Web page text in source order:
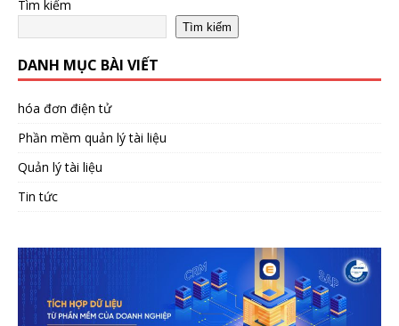
Tìm kiếm
Tìm kiếm
DANH MỤC BÀI VIẾT
hóa đơn điện tử
Phần mềm quản lý tài liệu
Quản lý tài liệu
Tin tức